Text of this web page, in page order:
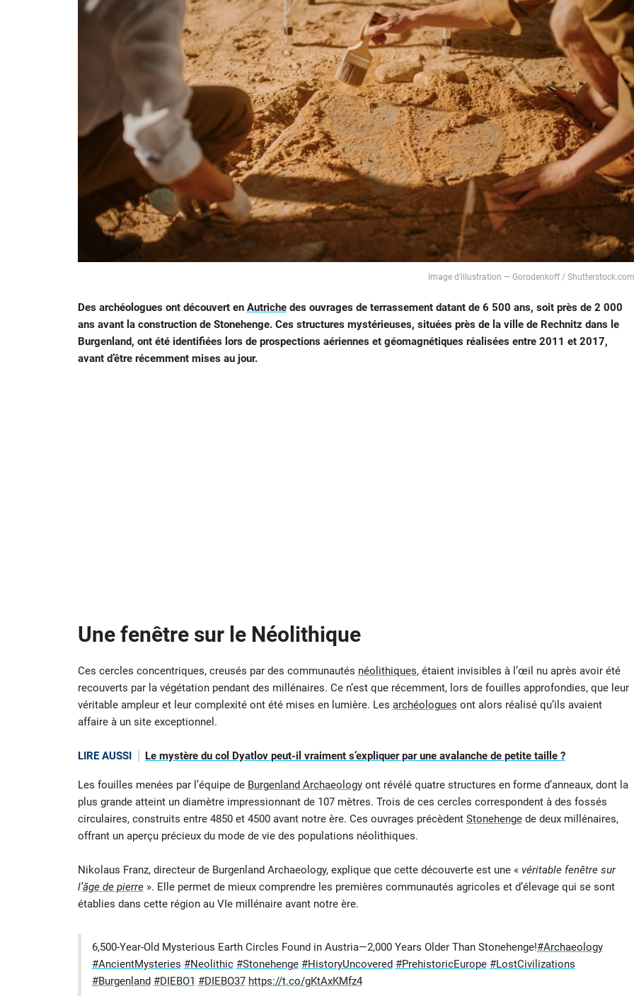
Image d’illustration — Gorodenkoff / Shutterstock.com
Des archéologues ont découvert en Autrichedes ouvrages de terrassement datant de 6 500 ans, soit près de 2 000
ans avant la construction de Stonehenge. Ces structures mystérieuses, situées près de la ville de Rechnitz dans le
Burgenland, ont été identifiées lors de prospections aériennes et géomagnétiques réalisées entre 2011 et 2017,
avant d’être récemment mises au jour.
Une fenêtre sur le Néolithique
Ces cercles concentriques, creusés par des communautés néolithiques, étaient invisibles à l’œil nu après avoir été
recouverts par la végétation pendant des millénaires. Ce n’est que récemment, lors de fouilles approfondies, que leur
véritable ampleur et leur complexité ont été mises en lumière. Les archéologues ont alors réalisé qu’ils avaient
affaire à un site exceptionnel.
LIRE AUSSI Le mystère du col Dyatlov peut-il vraiment s’expliquer par une avalanche de petite taille ?
Les fouilles menées par l’équipe de Burgenland Archaeologyont révélé quatre structures en forme d’anneaux, dont la
plus grande atteint un diamètre impressionnant de 107 mètres. Trois de ces cercles correspondent à des fossés
circulaires, construits entre 4850 et 4500 avant notre ère. Ces ouvrages précèdent Stonehengede deux millénaires,
offrant un aperçu précieux du mode de vie des populations néolithiques.
Nikolaus Franz, directeur de Burgenland Archaeology, explique que cette découverte est une « véritable fenêtre sur
l’âge de pierre». Elle permet de mieux comprendre les premières communautés agricoles et d’élevage qui se sont
établies dans cette région au VIe millénaire avant notre ère.
6,500-Year-Old Mysterious Earth Circles Found in Austria—2,000 Years Older Than Stonehenge!#Archaeology
#AncientMysteries #Neolithic #Stonehenge #HistoryUncovered #PrehistoricEurope #LostCivilizations
#Burgenland #DIEBO1 #DIEBO37 https://t.co/gKtAxKMfz4